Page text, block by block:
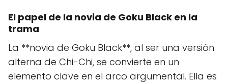
El papel de la novia de Goku Black en la
trama
La **novia de Goku Black**, al ser una versión
alterna de Chi-Chi, se convierte en un
elemento clave en el arco argumental. Ella es